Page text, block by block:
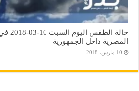
حالة
المصرية داخل الجمهورية
10 مارس، 2018